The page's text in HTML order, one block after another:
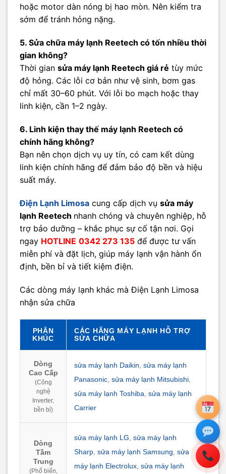
hoặc motor dàn nóng bị hao mòn. Nên kiểm tra
sớm để tránh hỏng nặng.
5. Sửa chữa máy lạnh Reetech có tốn nhiều thời
gian không?
Thời gian sửa máy lạnh Reetech giá rẻ tùy mức
độ hỏng. Các lỗi cơ bản như vệ sinh, bơm gas
chỉ mất 30–60 phút. Với lỗi bo mạch hoặc thay
linh kiện, cần 1–2 ngày.
6. Linh kiện thay thế máy lạnh Reetech có
chính hãng không?
Bạn nên chọn dịch vụ uy tín, có cam kết dùng
linh kiện chính hãng để đảm bảo độ bền và hiệu
suất máy.
Điện Lạnh Limosa cung cấp dịch vụ sửa máy
lạnh Reetech nhanh chóng và chuyên nghiệp, hỗ
trợ bảo dưỡng – khắc phục sự cố tận nơi. Gọi
ngay HOTLINE 0342 273 135 để được tư vấn
miễn phí và đặt lịch, giúp máy lạnh vận hành ổn
định, bền bỉ và tiết kiệm điện.
Các dòng máy lạnh khác mà Điện Lạnh Limosa
nhận sửa chữa
PHÂN
KHÚC
CÁC HÃNG MÁY LẠNH HỖ TRỢ
SỬA CHỮA
Dòng
Cao Cấp
(Công
nghệ
Inverter,
bền bỉ)
sửa máy lạnh Daikin, sửa máy lạnh
Panasonic, sửa máy lạnh Mitsubishi,
sửa máy lạnh Toshiba, sửa máy lạnh
Carrier
Dòng
Tầm
Trung
(Phổ biến,
sửa máy lạnh LG, sửa máy lạnh
Sharp, sửa máy lạnh Samsung, sửa
máy lạnh Electrolux, sửa máy lạnh